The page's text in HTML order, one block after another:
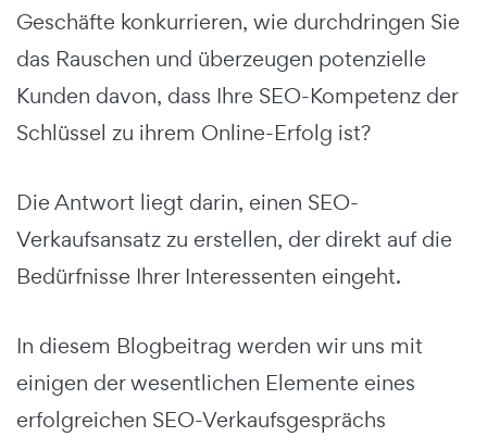
Geschäfte konkurrieren, wie durchdringen Sie
das Rauschen und überzeugen potenzielle
Kunden davon, dass Ihre SEO-Kompetenz der
Schlüssel zu ihrem Online-Erfolg ist?
Die Antwort liegt darin, einen SEO-
Verkaufsansatz zu erstellen, der direkt auf die
Bedürfnisse Ihrer Interessenten eingeht.
In diesem Blogbeitrag werden wir uns mit
einigen der wesentlichen Elemente eines
erfolgreichen SEO-Verkaufsgesprächs